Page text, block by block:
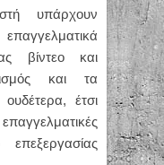
υπάρχουν
βίντεο και
και τα
έτσι
επεξεργασίας